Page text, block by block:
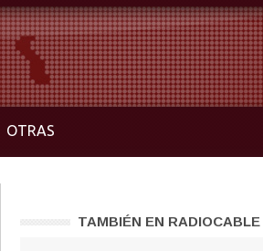
OTRAS
TAMBIÉN EN RADIOCABLE